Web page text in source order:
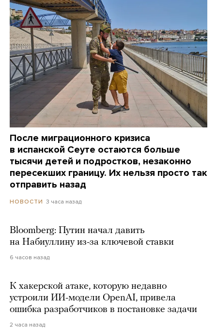
После миграционного кризиса
в испанской Сеуте остаются больше
тысячи детей и подростков, незаконно
пересекших границу. Их нельзя просто так
отправить назад
НОВОСТИ 3 часа назад
Bloomberg: Путин начал давить
на Набиуллину из-за ключевой ставки
6 часов назад
К хакерской атаке, которую недавно
устроили ИИ-модели OpenAI, привела
ошибка разработчиков в постановке задачи
2 часа назад